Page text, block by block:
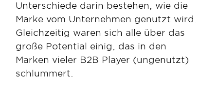
Unterschiede darin bestehen, wie die
Marke vom Unternehmen genutzt wird.
Gleichzeitig waren sich alle über das
große Potential einig, das in den
Marken vieler B2B Player (ungenutzt)
schlummert.